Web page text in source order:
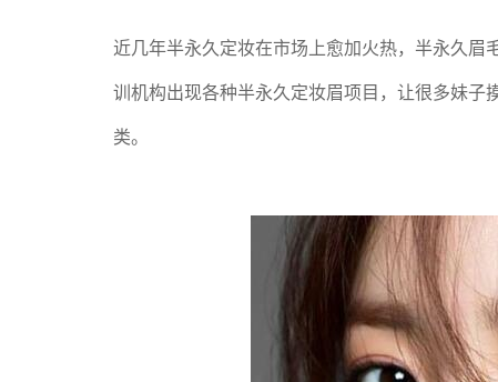
近几年半永久定妆在市场上愈加火热，半永久
训机构出现各种半永久定妆眉项目，让很多妹
类。